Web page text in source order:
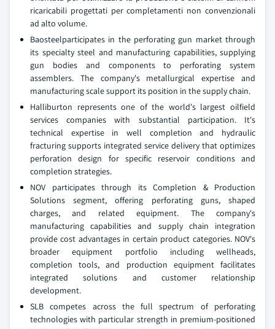
ricaricabili progettati per completamenti non convenzionali
ad alto volume.
Baosteelparticipates in the perforating gun market through
its specialty steel and manufacturing capabilities, supplying
gun bodies and components to perforating system
assemblers. The company's metallurgical expertise and
manufacturing scale support its position in the supply chain.
Halliburton represents one of the world's largest oilfield
services companies with substantial participation. It's
technical expertise in well completion and hydraulic
fracturing supports integrated service delivery that optimizes
perforation design for specific reservoir conditions and
completion strategies.
NOV participates through its Completion & Production
Solutions segment, offering perforating guns, shaped
charges, and related equipment. The company's
manufacturing capabilities and supply chain integration
provide cost advantages in certain product categories. NOV's
broader equipment portfolio including wellheads,
completion tools, and production equipment facilitates
integrated solutions and customer relationship
development.
SLB competes across the full spectrum of perforating
technologies with particular strength in premium-positioned